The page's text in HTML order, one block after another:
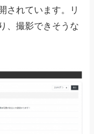
されています。リ
、撮影できそうな